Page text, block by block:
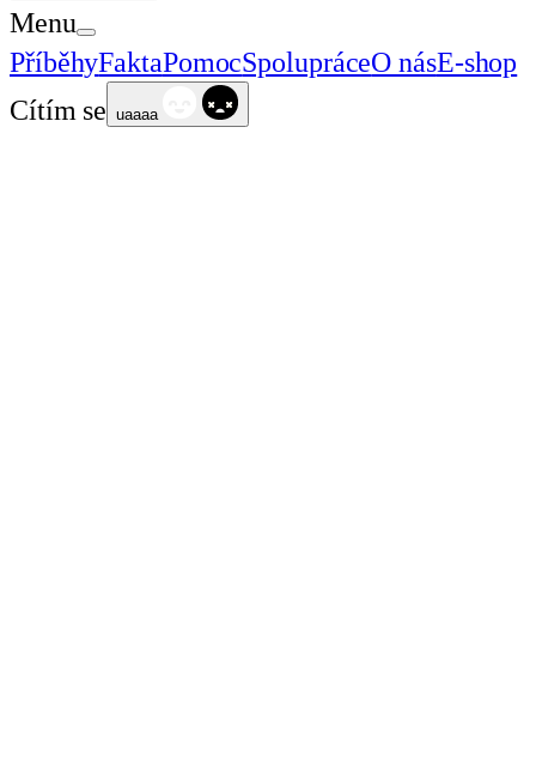
Menu
PříběhyFaktaPomocSpolupráceO násE-shop
Cítím se
uaaaa